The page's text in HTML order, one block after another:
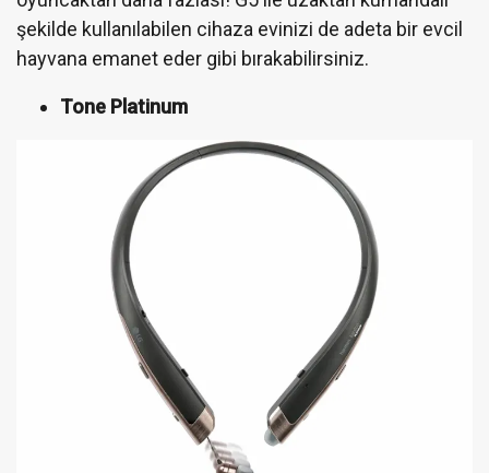
şekilde kullanılabilen cihaza evinizi de adeta bir evcil
hayvana emanet eder gibi bırakabilirsiniz.
Tone Platinum